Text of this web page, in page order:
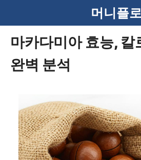
텐
머니플
마카다미아 효능, 칼
완벽 분석